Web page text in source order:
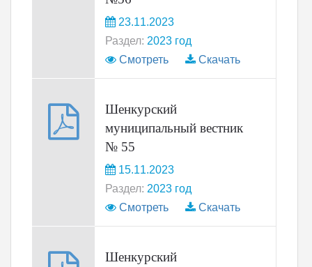
23.11.2023
Раздел: 2023 год
Смотреть
Скачать
Шенкурский
муниципальный вестник
№ 55
15.11.2023
Раздел: 2023 год
Смотреть
Скачать
Шенкурский